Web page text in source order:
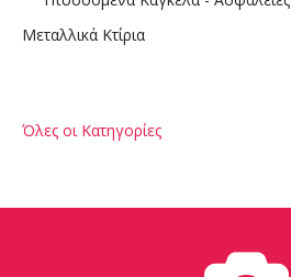
Μεταλλικά Κτίρια
Όλες οι Κατηγορίες